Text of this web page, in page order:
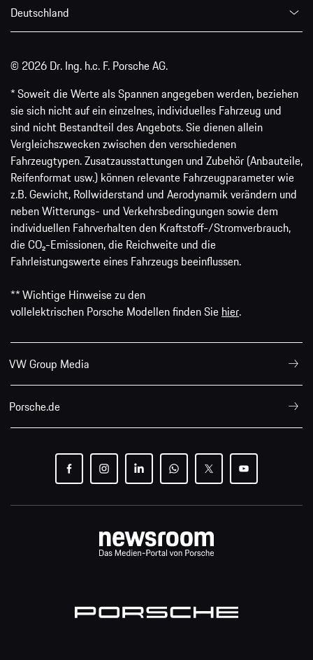
Deutschland
© 2026 Dr. Ing. h.c. F. Porsche AG.
* Soweit die Werte als Spannen angegeben werden, beziehen
sie sich nicht auf ein einzelnes, individuelles Fahrzeug und
sind nicht Bestandteil des Angebots. Sie dienen allein
Vergleichszwecken zwischen den verschiedenen
Fahrzeugtypen. Zusatzausstattungen und Zubehör (Anbauteile,
Reifenformat usw.) können relevante Fahrzeugparameter wie
z.B. Gewicht, Rollwiderstand und Aerodynamik verändern und
neben Witterungs- und Verkehrsbedingungen sowie dem
individuellen Fahrverhalten den Kraftstoff-/Stromverbrauch,
die CO₂-Emissionen, die Reichweite und die
Fahrleistungswerte eines Fahrzeugs beeinflussen.
** Wichtige Hinweise zu den
vollelektrischen Porsche Modellen finden Sie hier.
VW Group Media
Porsche.de